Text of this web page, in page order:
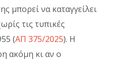
μπορεί να καταγγείλει
τις τυπικές
(ΑΠ 375/2025). Η
ακόμη κι αν ο